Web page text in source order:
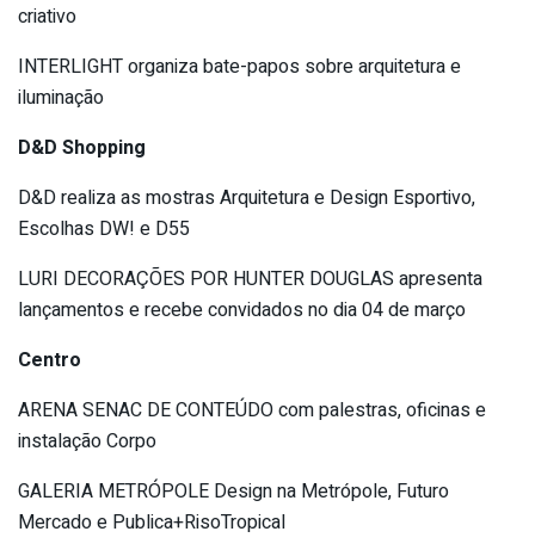
criativo
INTERLIGHT organiza bate-papos sobre arquitetura e
iluminação
D&D Shopping
D&D realiza as mostras Arquitetura e Design Esportivo,
Escolhas DW! e D55
LURI DECORAÇÕES POR HUNTER DOUGLAS apresenta
lançamentos e recebe convidados no dia 04 de março
Centro
ARENA SENAC DE CONTEÚDO com palestras, oficinas e
instalação Corpo
GALERIA METRÓPOLE Design na Metrópole, Futuro
Mercado e Publica+RisoTropical